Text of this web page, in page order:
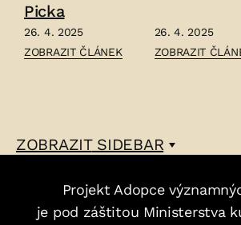
Picka
26. 4. 2025
ČLÁNEK:
ZOBRAZIT ČLÁNEK
26. 4. 2025
ČLÁNEK:
ZOBRAZIT
ZOBRAZITSIDEBAR
Projekt Adopce
je pod záštitou Ministerstva